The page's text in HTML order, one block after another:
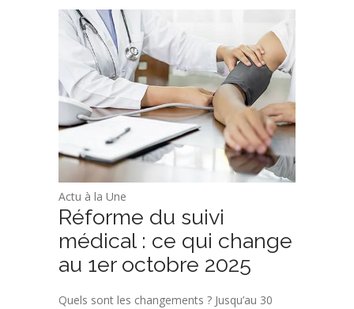
Actu à la Une
Réforme du suivi
médical : ce qui change
au 1er octobre 2025
Quels sont les changements ? Jusqu’au 30